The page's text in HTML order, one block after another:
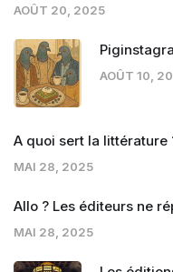
AOÛT 20, 2025
AOÛT 10,
A quoi sert la littérature
MAI 28, 2025
Allo ? Les éditeurs ne
MAI 28, 2025